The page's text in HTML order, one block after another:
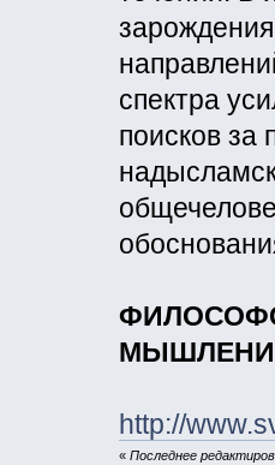
спектра
поисков за
http://
« Последнее